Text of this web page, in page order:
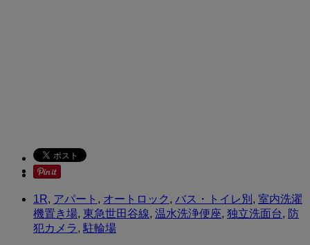
1R, アパート , オートロック , バス・トイレ別 , 室内洗濯
機置き場, 東急世田谷線, 温水洗浄便座, 独立洗面台, 防
犯カメラ, 駐輪場